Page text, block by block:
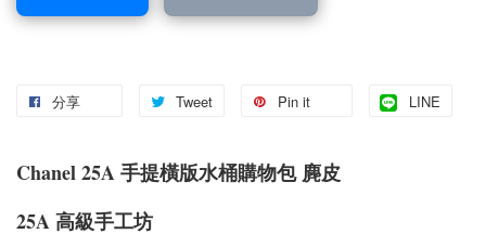
分享 Tweet Pin it LINE
Chanel 25A 手提橫版水桶購物包 麂皮
25A 高級手工坊